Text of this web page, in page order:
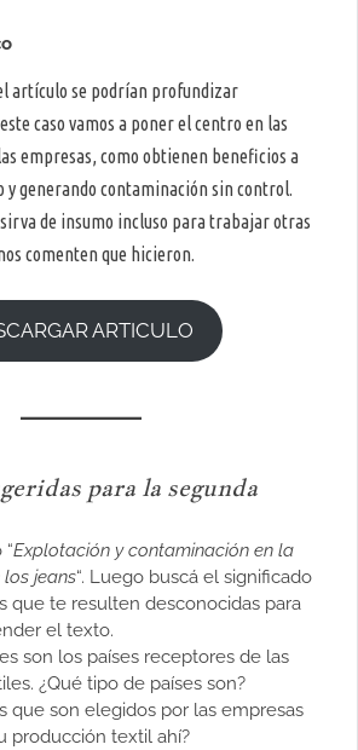
artículo se podrían profundizar
caso vamos a poner el centro en las
empresas, como obtienen beneficios a
y generando contaminación sin control.
sirva de insumo incluso para trabajar otras
comenten que hicieron.
ARTICULO
para la segunda
Explotación y contaminación en la
jeans“. Luego buscá el significado
que te resulten desconocidas para
el texto.
son los países receptores de las
¿Qué tipo de países son?
que son elegidos por las empresas
producción textil ahí?